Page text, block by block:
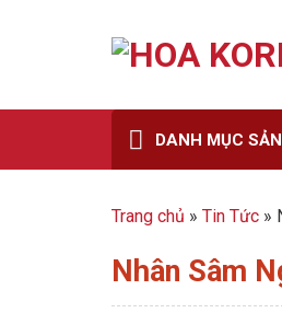
DANH MỤC
Trang chủ » Tin Tức »
Nhân Sâm